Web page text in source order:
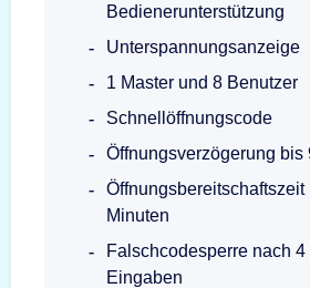
Bedienerunterstützung
Unterspannungsanzeige
1 Master und 8 Benutzer
Schnellöffnungscode
Öffnungsverzögerung bis
Öffnungsbereitschaftszeit
Minuten
Falschcodesperre nach 4
Eingaben